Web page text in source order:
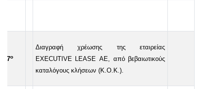
47ο
Διαγραφή χρέωσης της εταιρείας
EXECUTIVE LEASE ΑΕ, από βεβαιωτικούς
καταλόγους κλήσεων (Κ.Ο.Κ.).